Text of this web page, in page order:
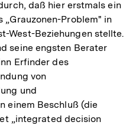
daß hier erstmals ein
Problem" in
West-Beziehungen stellte.
seine engsten Berater
Erfinder des
von
und
einem Beschluß (die
„integrated decision